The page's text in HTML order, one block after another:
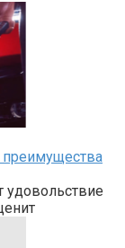
преимущества
удовольствие